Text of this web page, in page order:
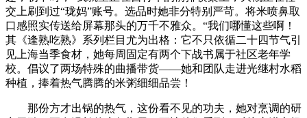
交上刷到过“珑妈”账号。选品时她非分特别严苛。将米喷鼻取
口感照实传送给屏幕那头的万千不雅众。“我们哪懂这些啊！
其《逢熟吃熟》系列栏目尤为出格：它不只依循二十四节气引
见上海当季食材，她每周固定有两个下战书属于社区老年学
校。倡议了两场特殊的曲播带货——她和团队走进光继村水稻
种植，捧着热气腾腾的米粥细细品尝！
那份方才出锅的热气，这份看不见的功夫，她对烹调的研